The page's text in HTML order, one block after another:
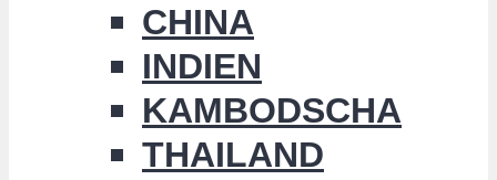
CHINA
INDIEN
KAMBODSCHA
THAILAND